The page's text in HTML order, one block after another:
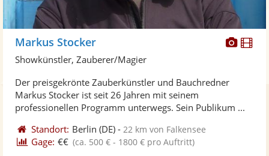
Markus Stocker
Showkünstler, Zauberer/Magier
Der preisgekrönte Zauberkünstler und Bauchredner
Markus Stocker ist seit 26 Jahren mit seinem
professionellen Programm unterwegs. Sein Publikum ...
Standort: Berlin (DE) - 22 km von Falkensee
Gage: €€ (ca. 500 € - 1800 € pro Auftritt)